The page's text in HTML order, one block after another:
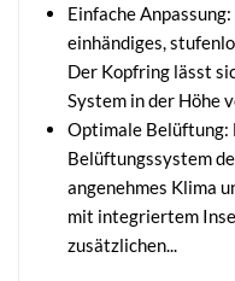
Einfache
einhändiges,
Der Kopfring lässt
System in der Höhe
Optimale Belüftung:
Belüftungssystem
angenehmes Klima
mit integriertem
zusätzlichen...